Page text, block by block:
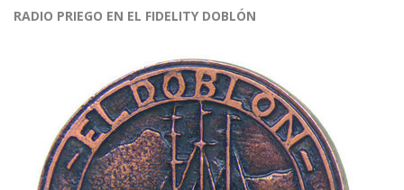
RADIO PRIEGO EN EL FIDELITY DOBLÓN